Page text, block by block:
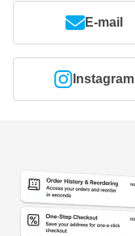
E-mail
Instagram